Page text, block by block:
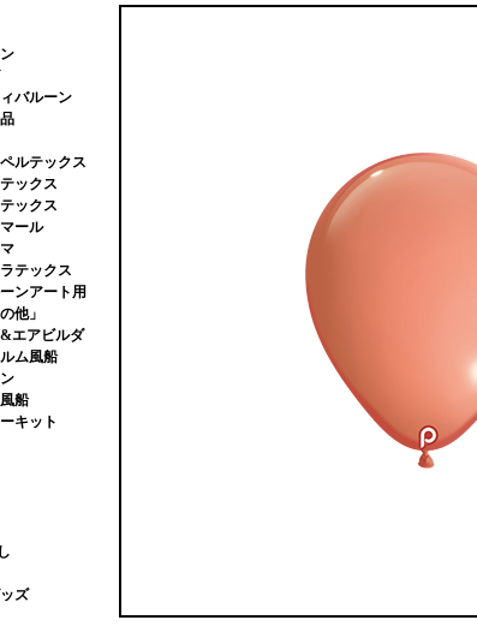
バルーン
ルテックス
ックス
ックス
ール
テックス
ンアート用
他」
エアビルダ
ム風船
船
キット
ズ